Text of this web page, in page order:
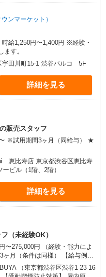
ンマーケット）
時給1,250円〜1,400円 ※経験・
ます。
宇田川町15-1 渋谷パルコ 5F
詳細を見る
販売スタッフ
※試用期間3ヶ月（同給与） ★
恵比寿店 東京都渋谷区恵比寿
ビル（1階、2階）
詳細を見る
（未経験OK）
〜275,000円 （経験・能力によ
条件は同様） 【給与例】
途、残業代全額支給 (社会人経
験あり)
（東京都渋谷区渋谷1-23-16